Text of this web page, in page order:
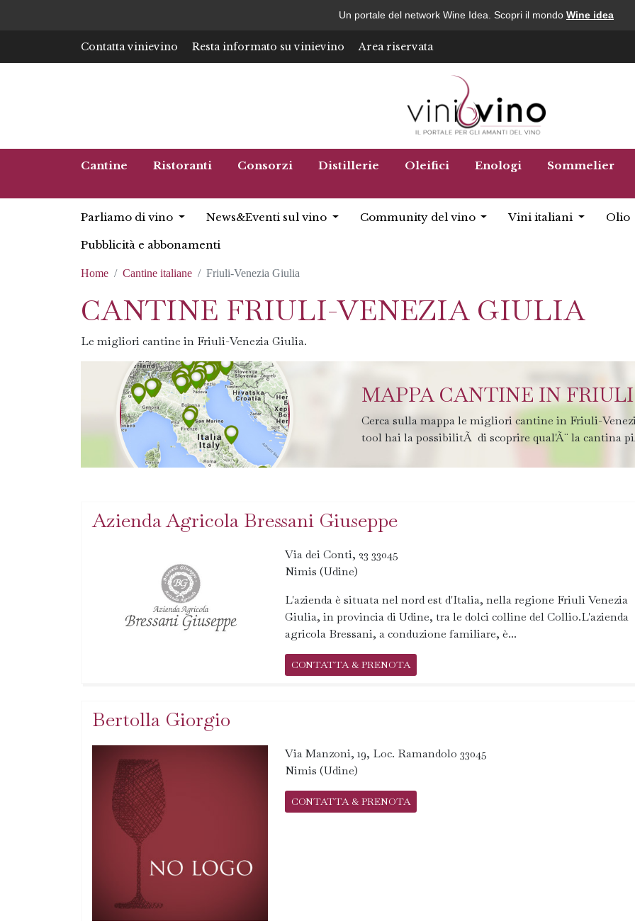
Un portale del network Wine Idea. Scopri il mondo Wine idea
Contatta vinievino Resta informato su vinievino Area riservata
Cantine Ristoranti Consorzi Distillerie Oleifici Enologi Sommelier
Parliamo di vino News&Eventi sul vino Community del vino Vini italiani Olio
Pubblicità e abbonamenti
Home Cantine italiane Friuli-Venezia Giulia
CANTINE FRIULI-VENEZIA GIULIA
Le migliori cantine in Friuli-Venezia Giulia.
MAPPA CANTINE IN
Cerca sulla mappa le migliori cantine in Friuli-
tool hai la possibilitÃ di scoprire qual'Ã¨ la cantina
Azienda Agricola Bressani Giuseppe
Via dei Conti, 23 33045
Nimis (Udine)
L'azienda è situata nel nord est d'Italia, nella regione Friuli Venezia
Giulia, in provincia di Udine, tra le dolci colline del Collio.L'azienda
agricola Bressani, a conduzione familiare, è...
CONTATTA & PRENOTA
Bertolla Giorgio
Via Manzoni, 19, Loc. Ramandolo 33045
Nimis (Udine)
CONTATTA & PRENOTA